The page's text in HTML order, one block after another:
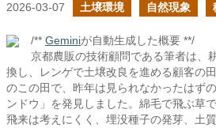
2026-03-07 土壌環境 自然現象
/** Geminiが自動生成した概要 **/
京都農販の技術顧問である筆者は、
換し、レンゲで土壌改良を進める顧客の
のこの田で、昨年は見られなかったはず
ンドウ」を発見しました。綿毛で飛ぶ草
飛来は考えにくく、埋没種子の発芽、土